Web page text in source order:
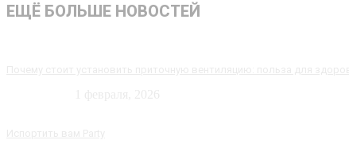
ЕЩЁ БОЛЬШЕ НОВОСТЕЙ